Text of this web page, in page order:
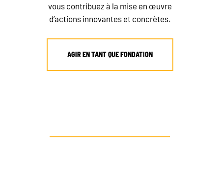
vous contribuez à la mise en œuvre
d’actions innovantes et concrètes.
AGIR EN TANT QUE FONDATION